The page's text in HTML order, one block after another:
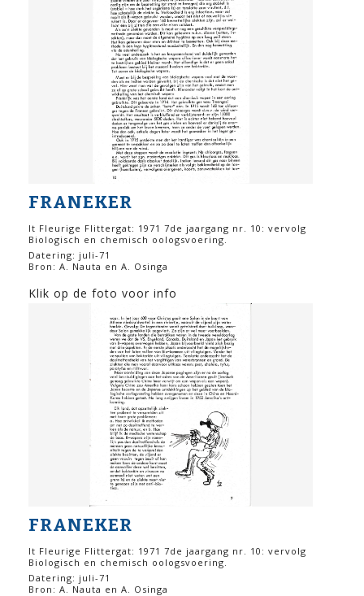
FRANEKER
It Fleurige Flittergat: 1971 7de jaargang nr. 10: vervolg
Biologisch en chemisch oologsvoering.
Datering: juli-71
Bron: A. Nauta en A. Osinga
Klik op de foto voor info
FRANEKER
It Fleurige Flittergat: 1971 7de jaargang nr. 10: vervolg
Biologisch en chemisch oologsvoering.
Datering: juli-71
Bron: A. Nauta en A. Osinga